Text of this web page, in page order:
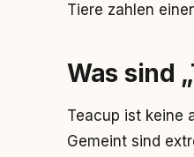
Tiere zahlen
Was sind
Teacup ist keine
Gemeint sind